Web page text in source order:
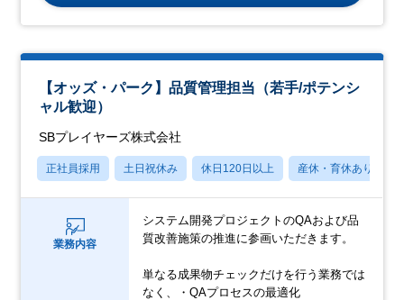
【オッズ・パーク】品質管理担当（若手/ポテンシ
ャル歓迎）
SBプレイヤーズ株式会社
正社員採用 土日祝休み 休日120日以上 産休・育休あり
業務内容
システム開発プロジェクトのQAおよび品
質改善施策の推進に参画いただきます。
単なる成果物チェックだけを行う業務では
なく、・QAプロセスの最適化